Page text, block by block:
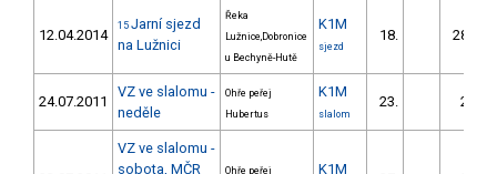
12.04.2014
15 Jarní sjezd
na Lužnici
Řeka
Lužnice,Dobronice
u Bechyně-Hutě
K1M
sjezd
18. 285.50
24.07.2011
VZ ve slalomu -
neděle
Ohře peřej
Hubertus
K1M
slalom
23. 28.89
VZ ve slalomu -
sobota, MČR
Ohře peřej
K1M